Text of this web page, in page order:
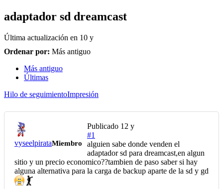
adaptador sd dreamcast
Última actualización en 10 y
Ordenar por: Más antiguo
Más antiguo
Últimas
Hilo de seguimientoImpresión
vyseelpirataMiembro
Publicado 12 y
#1
alguien sabe donde venden el
adaptador sd para dreamcast,en algun
sitio y un precio economico??tambien de paso saber si hay
alguna alternativa para la carga de backup aparte de la sd y gd